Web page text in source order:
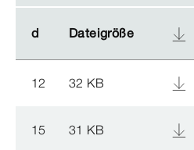
d Dateigröße
d Dateigröße
12 32 KB
15 31 KB